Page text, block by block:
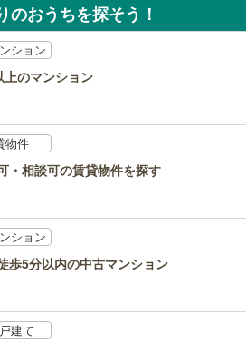
のおうちを探そう！
ション
のマンション
物件
・相談可の賃貸物件を探す
ション
歩5分以内の中古マンション
建て